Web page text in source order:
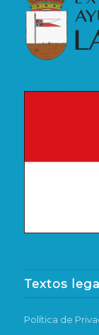
Textos
Política de